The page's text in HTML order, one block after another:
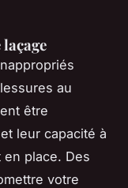
au
être
leur capacité à
place. Des
votre